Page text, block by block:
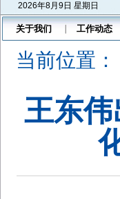
2026年8月9日 星期日
关于我们 工作动态
当前位置
王东